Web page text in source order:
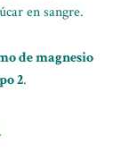
en sangre.
de magnesio
2.